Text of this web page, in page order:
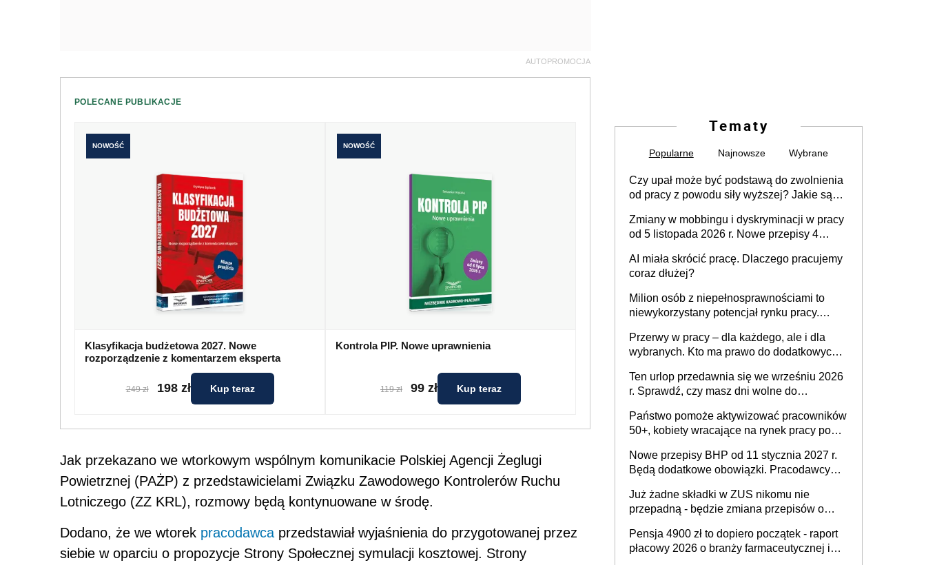
AUTOPROMOCJA
POLECANE PUBLIKACJE
NOWOŚĆ
Klasyfikacja budżetowa 2027. Nowe
rozporządzenie z komentarzem eksperta
249 zł 198 zł Kup teraz
NOWOŚĆ
Kontrola PIP. Nowe uprawnienia
119 zł 99 zł Kup teraz
Jak przekazano we wtorkowym wspólnym komunikacie Polskiej Agencji Żeglugi
Powietrznej (PAŻP) z przedstawicielami Związku Zawodowego Kontrolerów Ruchu
Lotniczego (ZZ KRL), rozmowy będą kontynuowane w środę.
Dodano, że we wtorek pracodawca przedstawiał wyjaśnienia do przygotowanej przez
siebie w oparciu o propozycje Strony Społecznej symulacji kosztowej. Strony
Tematy
Popularne Najnowsze Wybrane
Czy upał może być podstawą do zwolnienia
od pracy z powodu siły wyższej? Jakie są
Zmiany w mobbingu i dyskryminacji w pracy
od 5 listopada 2026 r. Nowe przepisy 4
Ustaw
AI miała skrócić pracę. Dlaczego pracujemy
coraz dłużej?
Milion osób z niepełnosprawnościami to
niewykorzystany potencjał rynku pracy.
dofinansowań czy refundacji, ale bariery po
stronie systemu i świadomości
pracodawców [WYWIAD]
Przerwy w pracy – dla każdego, ale i dla
wybranych. Kto ma prawo do dodatkowych
Ten urlop przedawnia się we wrześniu 2026
r. Sprawdź, czy masz dni wolne do
Państwo pomoże aktywizować pracowników
50+, kobiety wracające na rynek pracy po
osoby neuroatypowe. Powstanie Fundusz
na rzecz Inkluzywności w Zatrudnianiu?
Nowe przepisy BHP od 11 stycznia 2027 r.
Będą dodatkowe obowiązki. Pracodawcy
Już żadne składki w ZUS nikomu nie
przepadną - będzie zmiana przepisów o
ubezpieczeniom społecznym
Pensja 4900 zł to dopiero początek - raport
płacowy 2026 o branży farmaceutycznej i